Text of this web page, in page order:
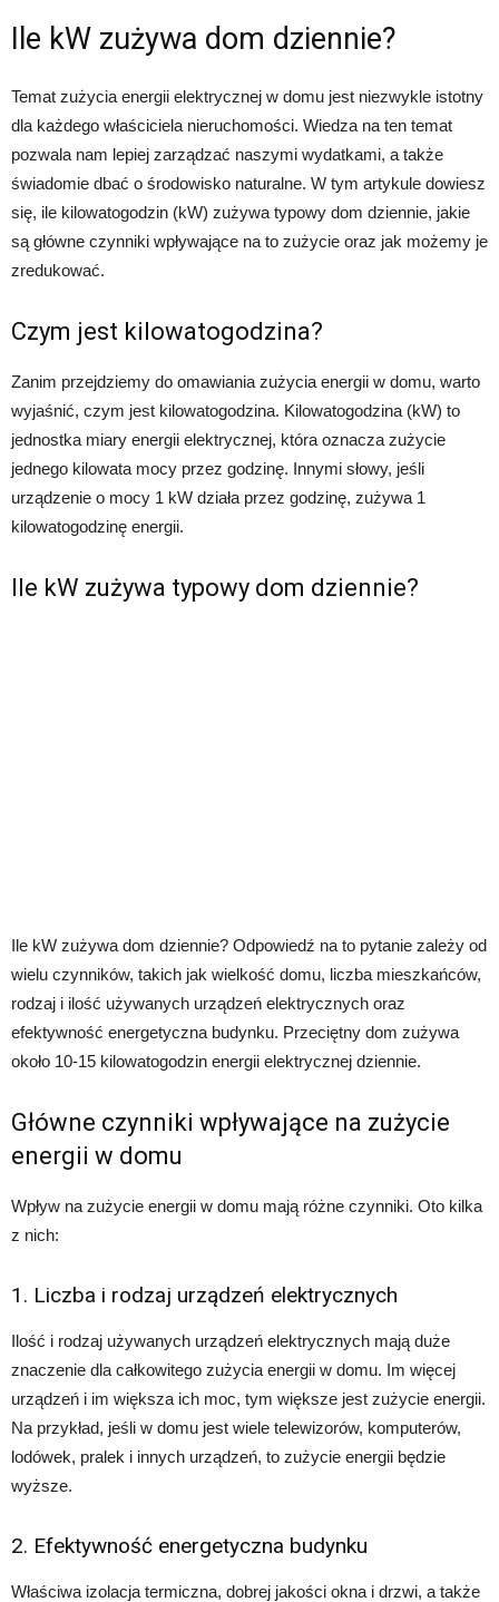
Ile kW zużywa dom dziennie?
Temat zużycia energii elektrycznej w domu jest niezwykle istotny
dla każdego właściciela nieruchomości. Wiedza na ten temat
pozwala nam lepiej zarządzać naszymi wydatkami, a także
świadomie dbać o środowisko naturalne. W tym artykule dowiesz
się, ile kilowatogodzin (kW) zużywa typowy dom dziennie, jakie
są główne czynniki wpływające na to zużycie oraz jak możemy je
zredukować.
Czym jest kilowatogodzina?
Zanim przejdziemy do omawiania zużycia energii w domu, warto
wyjaśnić, czym jest kilowatogodzina. Kilowatogodzina (kW) to
jednostka miary energii elektrycznej, która oznacza zużycie
jednego kilowata mocy przez godzinę. Innymi słowy, jeśli
urządzenie o mocy 1 kW działa przez godzinę, zużywa 1
kilowatogodzinę energii.
Ile kW zużywa typowy dom dziennie?
Ile kW zużywa dom dziennie? Odpowiedź na to pytanie zależy od
wielu czynników, takich jak wielkość domu, liczba mieszkańców,
rodzaj i ilość używanych urządzeń elektrycznych oraz
efektywność energetyczna budynku. Przeciętny dom zużywa
około 10-15 kilowatogodzin energii elektrycznej dziennie.
Główne czynniki wpływające na zużycie
energii w domu
Wpływ na zużycie energii w domu mają różne czynniki. Oto kilka
z nich:
1. Liczba i rodzaj urządzeń elektrycznych
Ilość i rodzaj używanych urządzeń elektrycznych mają duże
znaczenie dla całkowitego zużycia energii w domu. Im więcej
urządzeń i im większa ich moc, tym większe jest zużycie energii.
Na przykład, jeśli w domu jest wiele telewizorów, komputerów,
lodówek, pralek i innych urządzeń, to zużycie energii będzie
wyższe.
2. Efektywność energetyczna budynku
Właściwa izolacja termiczna, dobrej jakości okna i drzwi, a także